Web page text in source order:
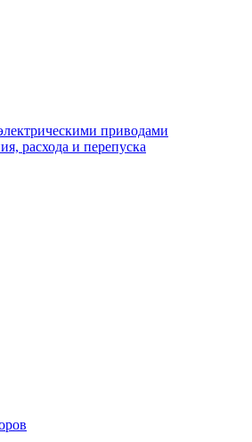
приводами
расхода и перепуска